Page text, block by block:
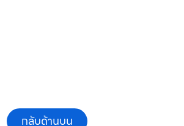
กลับด้านบน